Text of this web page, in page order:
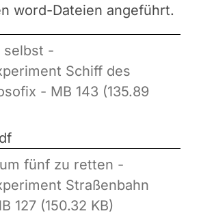
word-Dateien angeführt.
selbst -
Schiff des
- MB 143 (135.89
fünf zu retten -
Straßenbahn
127 (150.32 KB)